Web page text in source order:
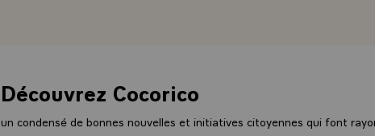
tellement de concertation entre eux, que
responsabilité de leur devoir, sans doute
Découvrez Cocorico
un condensé de bonnes nouvelles et initiatives citoyennes qui font